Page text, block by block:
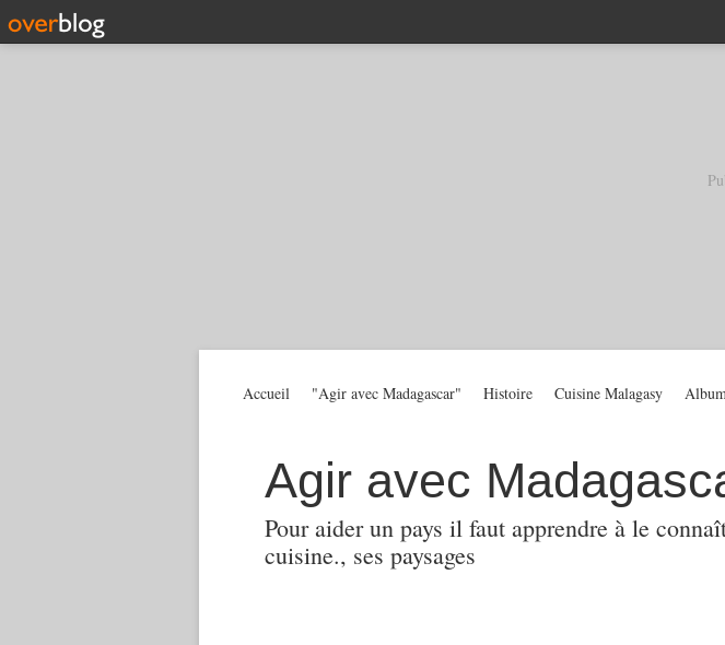
Agir avec
Pour aider un pays il faut apprendre à le
cuisine., ses paysages
Accueil "Agir avec Madagascar" Histoire Cuisine Malagasy